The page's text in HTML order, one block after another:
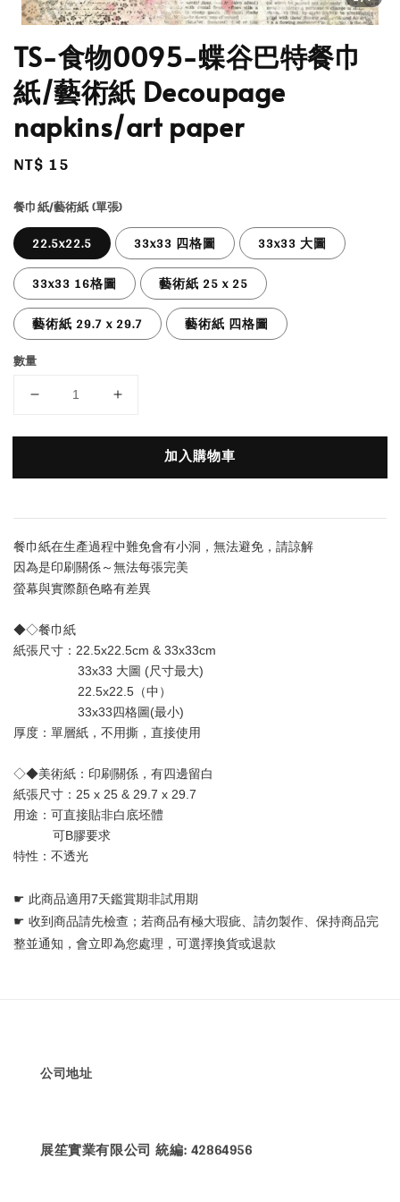
TS-食物0095-蝶谷巴特餐巾
紙/藝術紙 Decoupage
napkins/art paper
Regular
NT$ 15
餐巾紙/藝術紙 (單張)
22.5x22.5 33x33 四格圖
33x33 大圖
33x33 16格圖
藝術紙 25 x 25
藝術紙 29.7 x 29.7
藝術紙 四格圖
數量
加入購物車
餐巾紙在生產過程中難免會有小洞，無法避免，請諒解
因為是印刷關係～無法每張完美
螢幕與實際顏色略有差異
◆◇餐巾紙
紙張尺寸：22.5x22.5cm & 33x33cm
                  33x33 大圖 (尺寸最大)
22.5x22.5（中）
33x33四格圖(最小)
厚度：單層紙 ，不用撕，直接使用
◇◆美術紙：印刷關係，有四邊留白
紙張尺寸：25 x 25 & 29.7 x 29.7
用途：可直接貼非白底坯體
可B膠要求
特性：不透光
☛ 此商品適用7天鑑賞期非試用期
☛ 收到商品請先檢查；若商品有極大瑕疵、請勿製作、保持商品完
整並通知，會立即為您處理，可選擇換貨或退款
公司地址
展笙實業有限公司 統編: 42864956